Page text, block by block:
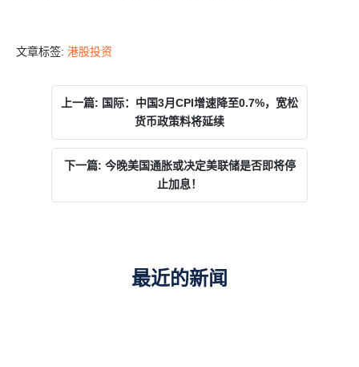
文章标签: 港股投资
上一篇: 国际：中国3月CPI增速降至0.7%，宽松
货币政策料将延续
下一篇: 今晚美国通胀或决定美联储是否即将停
止加息！
最近的新闻